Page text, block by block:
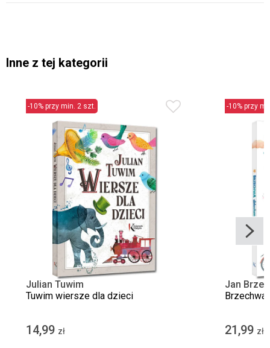
Inne z tej kategorii
-10% przy min. 2 szt.
Julian Tuwim
Tuwim wiersze dla dzieci
14,99 zł
-10% przy
Jan
21,99 zł